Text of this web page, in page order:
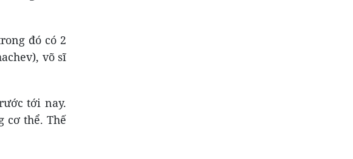
đó có 2
võ sĩ
tới nay.
cơ thể. Thế